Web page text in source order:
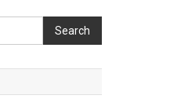
Search